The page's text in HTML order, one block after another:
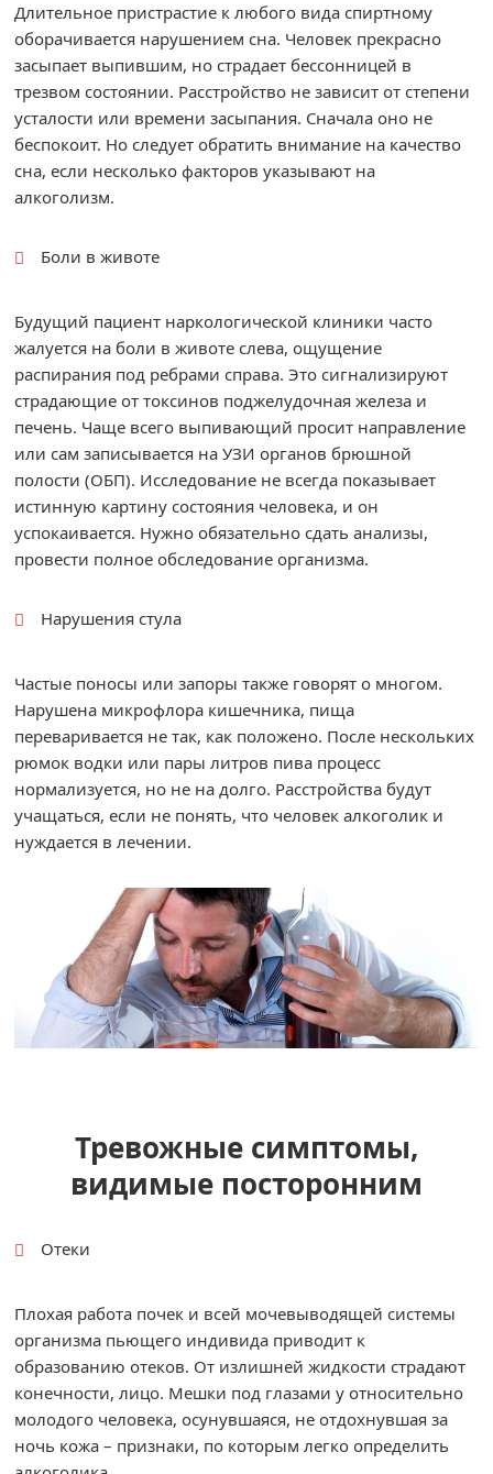
Длительное пристрастие к любого вида спиртному
оборачивается нарушением сна. Человек прекрасно
засыпает выпившим, но страдает бессонницей в
трезвом состоянии. Расстройство не зависит от степени
усталости или времени засыпания. Сначала оно не
беспокоит. Но следует обратить внимание на качество
сна, если несколько факторов указывают на
алкоголизм.
Боли в животе
Будущий пациент наркологической клиники часто
жалуется на боли в животе слева, ощущение
распирания под ребрами справа. Это сигнализируют
страдающие от токсинов поджелудочная железа и
печень. Чаще всего выпивающий просит направление
или сам записывается на УЗИ органов брюшной
полости (ОБП). Исследование не всегда показывает
истинную картину состояния человека, и он
успокаивается. Нужно обязательно сдать анализы,
провести полное обследование организма.
Нарушения стула
Частые поносы или запоры также говорят о многом.
Нарушена микрофлора кишечника, пища
переваривается не так, как положено. После нескольких
рюмок водки или пары литров пива процесс
нормализуется, но не на долго. Расстройства будут
учащаться, если не понять, что человек алкоголик и
нуждается в лечении.
Тревожные симптомы,
видимые посторонним
Отеки
Плохая работа почек и всей мочевыводящей системы
организма пьющего индивида приводит к
образованию отеков. От излишней жидкости страдают
конечности, лицо. Мешки под глазами у относительно
молодого человека, осунувшаяся, не отдохнувшая за
ночь кожа – признаки, по которым легко определить